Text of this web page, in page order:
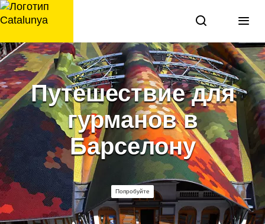
перейти
к
Путешествие для
гурманов в
Барселону
Попробуйте